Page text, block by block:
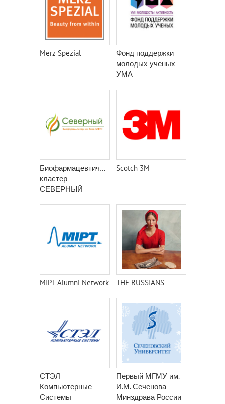
Merz Spezial
Фонд поддержки
молодых ученых
УМА
Биофармацевтический
кластер
СЕВЕРНЫЙ
Scotch 3M
MIPT Alumni Network THE RUSSIANS
СТЭЛ
Компьютерные
Системы
Первый МГМУ им.
И.М. Сеченова
Минздрава России